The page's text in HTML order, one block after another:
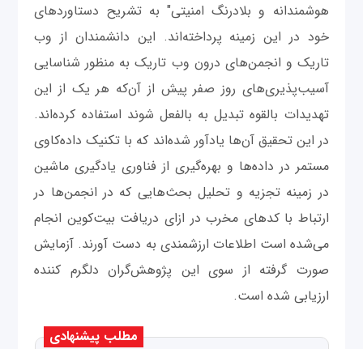
هوشمندانه و بلادرنگ امنیتی" به تشریح دستاوردهای
خود در این زمینه پرداخته‌اند. این دانشمندان از وب
تاریک و انجمن‌های درون وب تاریک به منظور شناسایی
آسیب‌پذیری‌های روز صفر پیش از آن‌که هر یک از این
تهدیدات بالقوه تبدیل به بالفعل شوند استفاده کرده‌اند.
در این تحقیق آن‌ها یادآور شده‌اند که با تکنیک داده‌کاوی
مستمر در داده‌ها و بهره‌گیری از فناوری یادگیری ماشین
در زمینه تجزیه و تحلیل بحث‌هایی که در انجمن‌ها در
ارتباط با کدهای مخرب در ازای دریافت بیت‌کوین انجام
می‌شده‌ است اطلاعات ارزشمندی به دست آورند. آزمایش
صورت گرفته از سوی این پژوهش‌گران دلگرم کننده
ارزیابی شده است.
مطلب پیشنهادی